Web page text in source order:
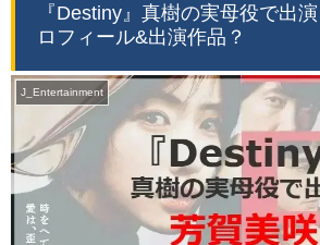
『Destiny』真樹の実母役で出
ロフィール&出演作品？
J_Entertainment